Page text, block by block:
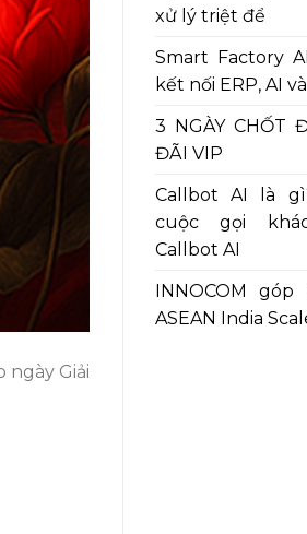
ngày Giải
xử lý triệt để
Smart Factory
kết nối ERP, AI
3 NGÀY CHỐT
ĐÃI VIP
Callbot AI là
cuộc gọi
Callbot AI
INNOCOM
ASEAN India